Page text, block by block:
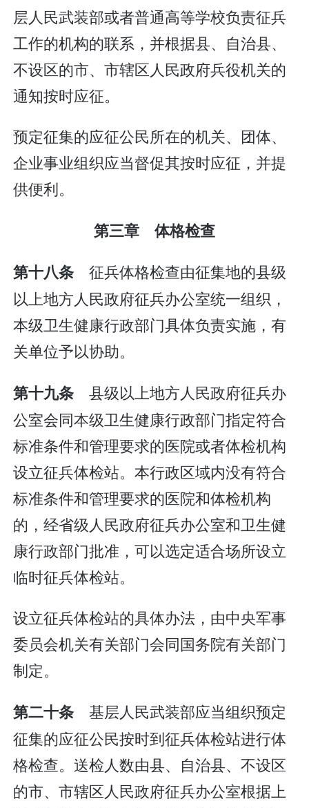
层人民武装部或者普通高等学校负责征兵
工作的机构的联系，并根据县、自治县、
不设区的市、市辖区人民政府兵役机关的
通知按时应征。
预定征集的应征公民所在的机关、团体、
企业事业组织应当督促其按时应征，并提
供便利。
第三章 体格检查
第十八条 征兵体格检查由征集地的县级
以上地方人民政府征兵办公室统一组织，
本级卫生健康行政部门具体负责实施，有
关单位予以协助。
第十九条 县级以上地方人民政府征兵办
公室会同本级卫生健康行政部门指定符合
标准条件和管理要求的医院或者体检机构
设立征兵体检站。本行政区域内没有符合
标准条件和管理要求的医院和体检机构
的，经省级人民政府征兵办公室和卫生健
康行政部门批准，可以选定适合场所设立
临时征兵体检站。
设立征兵体检站的具体办法，由中央军事
委员会机关有关部门会同国务院有关部门
制定。
第二十条 基层人民武装部应当组织预定
征集的应征公民按时到征兵体检站进行体
格检查。送检人数由县、自治县、不设区
的市、市辖区人民政府征兵办公室根据上